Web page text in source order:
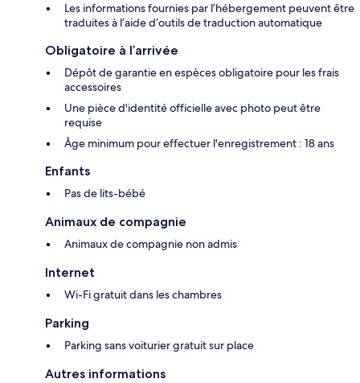
Les informations fournies par l’hébergement peuvent être
traduites à l’aide d’outils de traduction automatique
Obligatoire à l’arrivée
Dépôt de garantie en espèces obligatoire pour les frais
accessoires
Une pièce d'identité officielle avec photo peut être
requise
Âge minimum pour effectuer l'enregistrement : 18 ans
Enfants
Pas de lits-bébé
Animaux de compagnie
Animaux de compagnie non admis
Internet
Wi-Fi gratuit dans les chambres
Parking
Parking sans voiturier gratuit sur place
Autres informations